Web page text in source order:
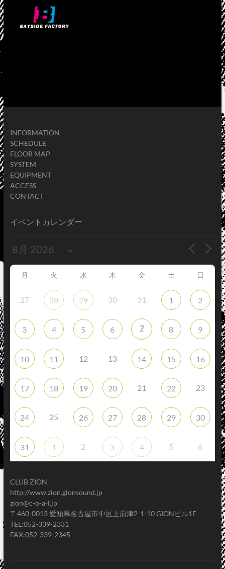
INFORMATION
SCHEDULE
FLOOR MAP
SYSTEM
EQUIPMENT
ACCESS
CONTACT
イベントカレンダー
月 火 水 木 金 土 日
27 28 29 30 31 1 2
3 4 5 6 7 8 9
10 11 12 13 14 15 16
17 18 19 20 21 22 23
24 25 26 27 28 29 30
31 1 2 3 4 5 6
CLUB ZION
http://www.zion.gionsound.jp
zion@c-o-a-l.jp
〒460-0013 愛知県名古屋市中区上前津2-1-10 GIONビル1F
TEL:052-339-2331
FAX:052-339-2345